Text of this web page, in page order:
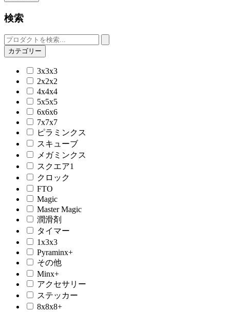
検索
カテゴリー
3x3x3
2x2x2
4x4x4
5x5x5
6x6x6
7x7x7
ピラミンクス
スキューブ
メガミンクス
スクエア1
クロック
FTO
Magic
Master Magic
潤滑剤
タイマー
1x3x3
Pyraminx+
その他
Minx+
アクセサリー
ステッカー
8x8x8+